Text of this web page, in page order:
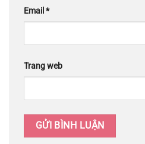
Email *
Trang web